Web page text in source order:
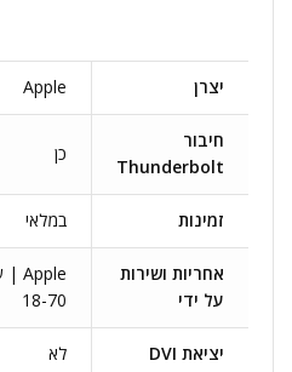
יצרן Apple
חיבור
Thunderbolt
כן
זמינות במלאי
אחריות ושירות
על ידי
18-70
יציאת DVI לא